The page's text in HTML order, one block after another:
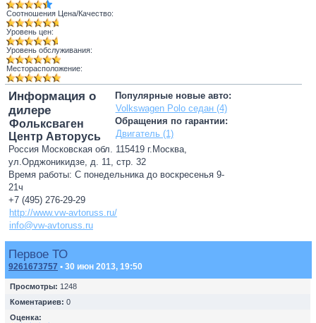
Соотношения Цена/Качество:
Уровень цен:
Уровень обслуживания:
Месторасположение:
Популярные новые авто:
Volkswagen Polo седан (4)
Обращения по гарантии:
Двигатель (1)
Информация о
дилере
Фольксваген
Центр Авторусь
Россия Московская обл. 115419 г.Москва,
ул.Орджоникидзе, д. 11, стр. 32
Время работы: С понедельника до воскресенья 9-
21ч
+7 (495) 276-29-29
http://www.vw-avtoruss.ru/
info@vw-avtoruss.ru
Первое ТО
9261673757 • 30 июн 2013, 19:50
Просмотры: 1248
Коментариев: 0
Оценка: